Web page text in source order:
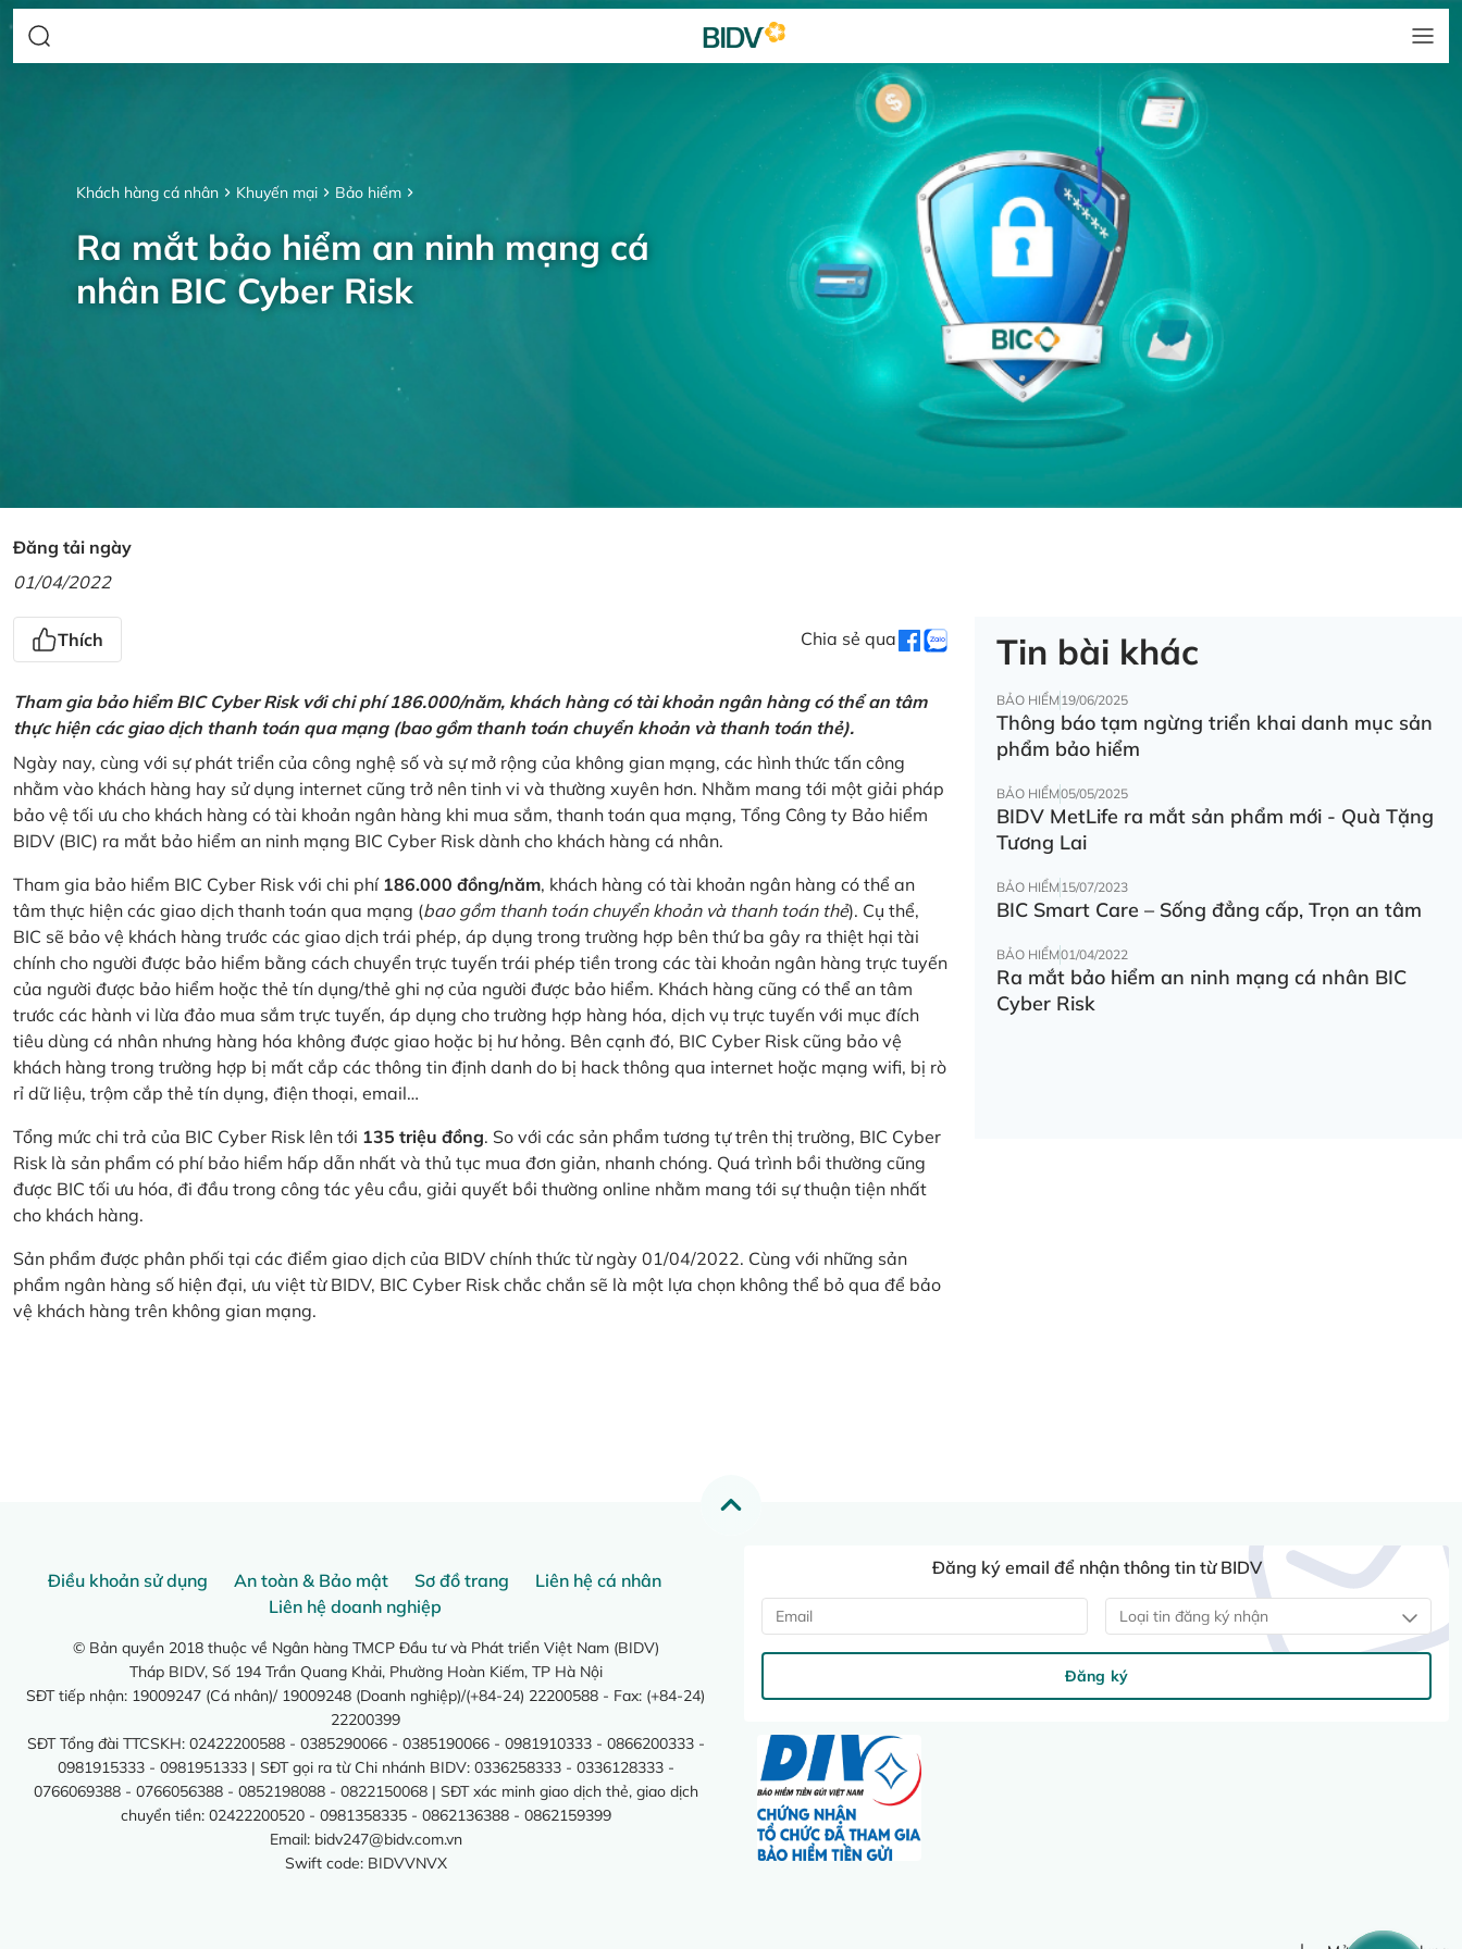
Khách hàng cá nhân Khuyến mại Bảo hiểm
Ra mắt bảo hiểm an ninh mạng cá
nhân BIC Cyber Risk
Đăng tải ngày
01/04/2022
Thích Chia sẻ qua
Tham gia bảo hiểm BIC Cyber Risk với chi phí 186.000/năm, khách hàng có tài khoản ngân hàng có thể an tâm
thực hiện các giao dịch thanh toán qua mạng (bao gồm thanh toán chuyển khoản và thanh toán thẻ).
Ngày nay, cùng với sự phát triển của công nghệ số và sự mở rộng của không gian mạng, các hình thức tấn công
nhằm vào khách hàng hay sử dụng internet cũng trở nên tinh vi và thường xuyên hơn. Nhằm mang tới một giải pháp
bảo vệ tối ưu cho khách hàng có tài khoản ngân hàng khi mua sắm, thanh toán qua mạng, Tổng Công ty Bảo hiểm
BIDV (BIC) ra mắt bảo hiểm an ninh mạng BIC Cyber Risk dành cho khách hàng cá nhân.
Tham gia bảo hiểm BIC Cyber Risk với chi phí 186.000 đồng/năm, khách hàng có tài khoản ngân hàng có thể an
tâm thực hiện các giao dịch thanh toán qua mạng (bao gồm thanh toán chuyển khoản và thanh toán thẻ). Cụ thể,
BIC sẽ bảo vệ khách hàng trước các giao dịch trái phép, áp dụng trong trường hợp bên thứ ba gây ra thiệt hại tài
chính cho người được bảo hiểm bằng cách chuyển trực tuyến trái phép tiền trong các tài khoản ngân hàng trực tuyến
của người được bảo hiểm hoặc thẻ tín dụng/thẻ ghi nợ của người được bảo hiểm. Khách hàng cũng có thể an tâm
trước các hành vi lừa đảo mua sắm trực tuyến, áp dụng cho trường hợp hàng hóa, dịch vụ trực tuyến với mục đích
tiêu dùng cá nhân nhưng hàng hóa không được giao hoặc bị hư hỏng. Bên cạnh đó, BIC Cyber Risk cũng bảo vệ
khách hàng trong trường hợp bị mất cắp các thông tin định danh do bị hack thông qua internet hoặc mạng wifi, bị rò
rỉ dữ liệu, trộm cắp thẻ tín dụng, điện thoại, email…
Tổng mức chi trả của BIC Cyber Risk lên tới 135 triệu đồng. So với các sản phẩm tương tự trên thị trường, BIC Cyber
Risk là sản phẩm có phí bảo hiểm hấp dẫn nhất và thủ tục mua đơn giản, nhanh chóng. Quá trình bồi thường cũng
được BIC tối ưu hóa, đi đầu trong công tác yêu cầu, giải quyết bồi thường online nhằm mang tới sự thuận tiện nhất
cho khách hàng.
Sản phẩm được phân phối tại các điểm giao dịch của BIDV chính thức từ ngày 01/04/2022. Cùng với những sản
phẩm ngân hàng số hiện đại, ưu việt từ BIDV, BIC Cyber Risk chắc chắn sẽ là một lựa chọn không thể bỏ qua để bảo
vệ khách hàng trên không gian mạng.
Tin bài khác
BẢO HIỂM19/06/2025
Thông báo tạm ngừng triển khai danh mục sản
phẩm bảo hiểm
BẢO HIỂM05/05/2025
BIDV MetLife ra mắt sản phẩm mới - Quà Tặng
Tương Lai
BẢO HIỂM15/07/2023
BIC Smart Care – Sống đẳng cấp, Trọn an tâm
BẢO HIỂM01/04/2022
Ra mắt bảo hiểm an ninh mạng cá nhân BIC
Cyber Risk
Điều khoản sử dụng An toàn & Bảo mật Sơ đồ trang
Liên hệ cá nhân
Liên hệ doanh nghiệp
© Bản quyền 2018 thuộc về Ngân hàng TMCP Đầu tư và Phát triển Việt Nam (BIDV)
Tháp BIDV, Số 194 Trần Quang Khải, Phường Hoàn Kiếm, TP Hà Nội
SĐT tiếp nhận: 19009247 (Cá nhân)/ 19009248 (Doanh nghiệp)/(+84-24) 22200588 - Fax: (+84-24)
22200399
SĐT Tổng đài TTCSKH: 02422200588 - 0385290066 - 0385190066 - 0981910333 - 0866200333 -
0981915333 - 0981951333 | SĐT gọi ra từ Chi nhánh BIDV: 0336258333 - 0336128333 -
0766069388 - 0766056388 - 0852198088 - 0822150068 | SĐT xác minh giao dịch thẻ, giao dịch
chuyển tiền: 02422200520 - 0981358335 - 0862136388 - 0862159399
Email: bidv247@bidv.com.vn
Swift code: BIDVVNVX
Đăng ký email để nhận thông tin từ BIDV
Loại tin đăng ký nhận
Đăng ký